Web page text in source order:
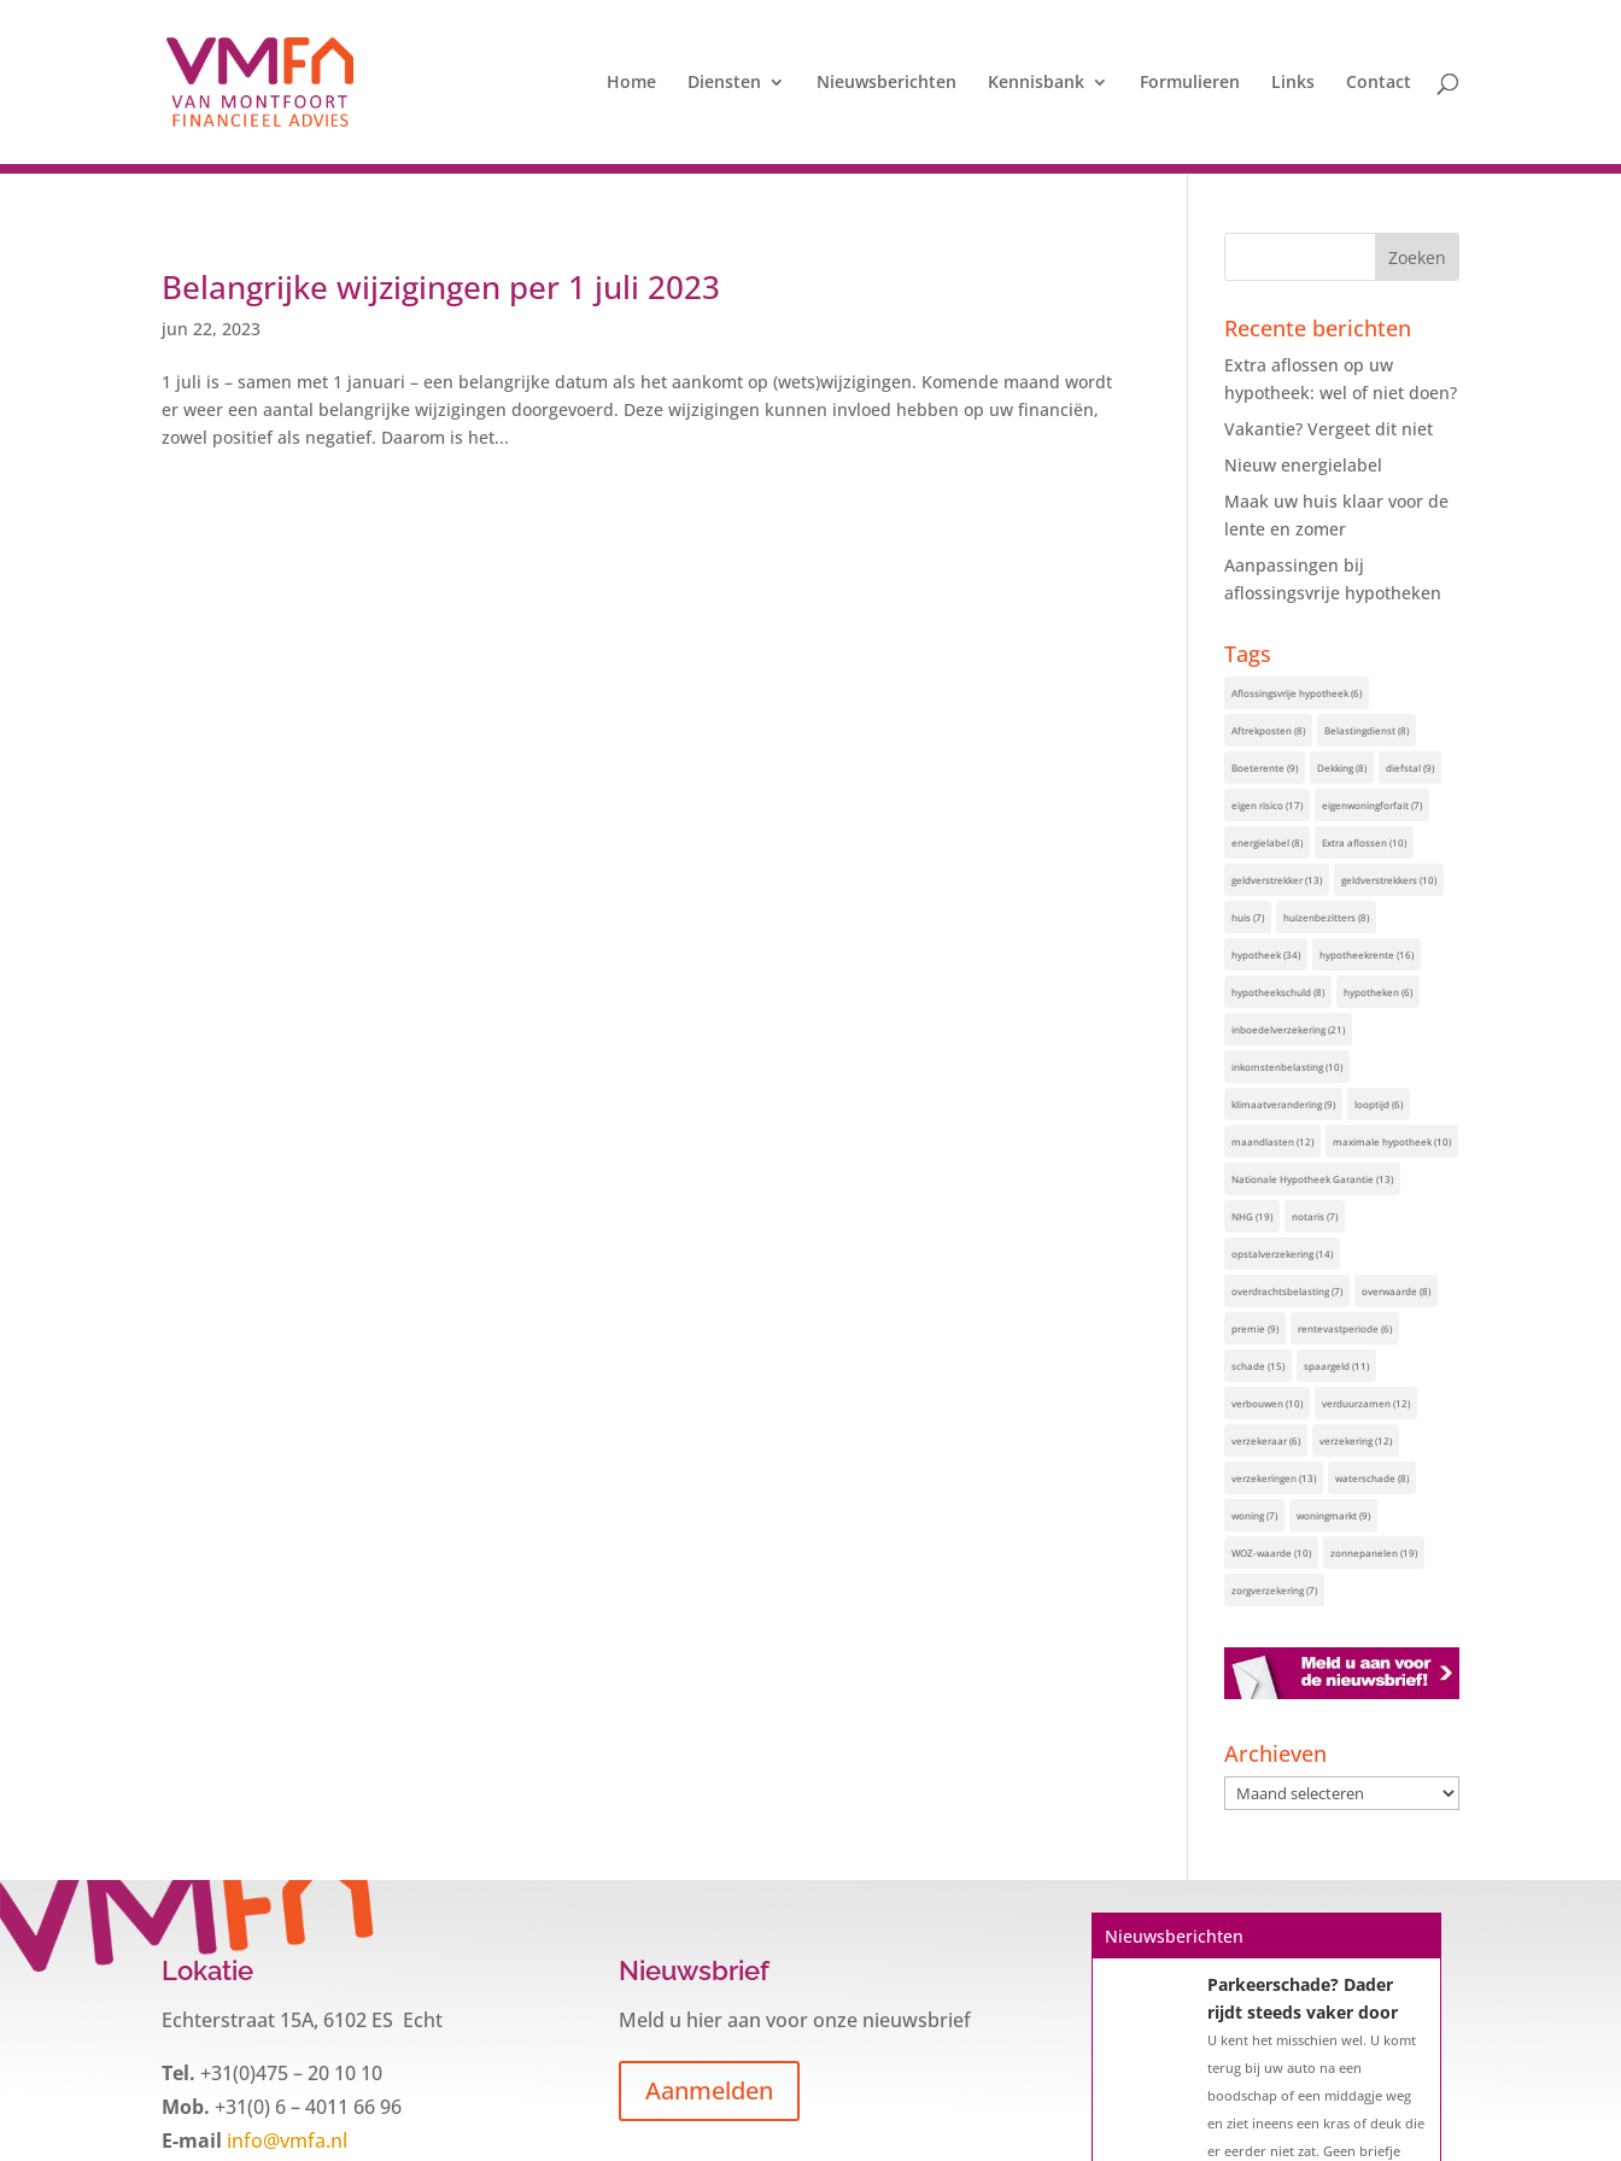
Home Diensten Nieuwsberichten Kennisbank Formulieren Links Contact
Belangrijke wijzigingen per 1 juli 2023
jun 22, 2023
1 juli is – samen met 1 januari – een belangrijke datum als het aankomt op (wets)wijzigingen. Komende maand wordt
er weer een aantal belangrijke wijzigingen doorgevoerd. Deze wijzigingen kunnen invloed hebben op uw financiën,
zowel positief als negatief. Daarom is het...
Recente berichten
Extra aflossen op uw
hypotheek: wel of niet doen?
Vakantie? Vergeet dit niet
Nieuw energielabel
Maak uw huis klaar voor de
lente en zomer
Aanpassingen bij
aflossingsvrije hypotheken
Tags
Aflossingsvrije hypotheek(6)
Aftrekposten(8) Belastingdienst(8)
Boeterente (9) Dekking(8) diefstal(9)
eigen risico(17) eigenwoningforfait(7)
energielabel(8) Extra aflossen(10)
geldverstrekker(13) geldverstrekkers(10)
huis(7) huizenbezitters(8)
hypotheek(34) hypotheekrente (16)
hypotheekschuld(8) hypotheken(6)
inboedelverzekering(21)
inkomstenbelasting(10)
klimaatverandering(9) looptijd(6)
maandlasten(12) maximale hypotheek(10)
Nationale Hypotheek Garantie (13)
NHG(19) notaris(7)
opstalverzekering(14)
overdrachtsbelasting(7) overwaarde (8)
premie (9) rentevastperiode (6)
schade (15) spaargeld(11)
verbouwen(10) verduurzamen(12)
verzekeraar(6) verzekering(12)
verzekeringen(13) waterschade (8)
woning(7) woningmarkt(9)
WOZ-waarde (10) zonnepanelen(19)
zorgverzekering(7)
Archieven
Archieven
Lokatie
Echterstraat 15A, 6102 ES Echt
Tel. +31(0)475 – 20 10 10
Mob. +31(0) 6 – 4011 66 96
E-mail info@vmfa.nl
Nieuwsbrief
Meld u hier aan voor onze nieuwsbrief
Aanmelden
Nieuwsberichten
Een hypotheek na uw
mogelijkheden
De woningmarkt is nog steeds in
beweging. Misschien denkt u na
hypotheek als u 57 jaar of ouder
bent?...
Parkeerschade? Dader
rijdt steeds vaker door
U kent het misschien wel. U komt
terug bij uw auto na een
boodschap of een middagje weg
en ziet ineens een kras of deuk die
er eerder niet zat. Geen briefje